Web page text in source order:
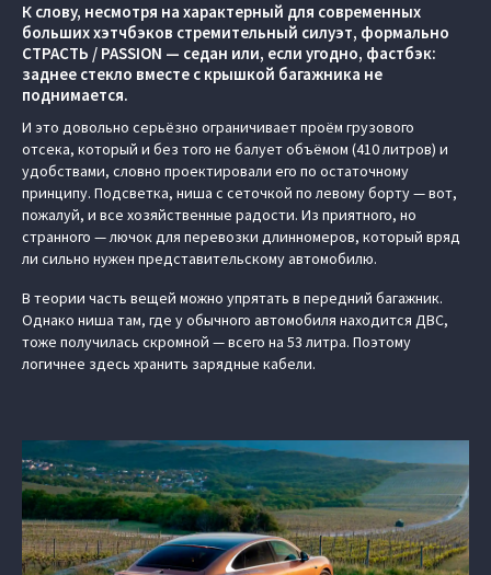
К слову, несмотря на характерный для современных
больших хэтчбэков стремительный силуэт, формально
СТРАСТЬ / PASSION — седан или, если угодно, фастбэк:
заднее стекло вместе с крышкой багажника не
поднимается.
И это довольно серьёзно ограничивает проём грузового
отсека, который и без того не балует объёмом (410 литров) и
удобствами, словно проектировали его по остаточному
принципу. Подсветка, ниша с сеточкой по левому борту — вот,
пожалуй, и все хозяйственные радости. Из приятного, но
странного — лючок для перевозки длинномеров, который вряд
ли сильно нужен представительскому автомобилю.
В теории часть вещей можно упрятать в передний багажник.
Однако ниша там, где у обычного автомобиля находится ДВС,
тоже получилась скромной — всего на 53 литра. Поэтому
логичнее здесь хранить зарядные кабели.